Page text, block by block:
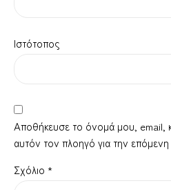
Ιστότοπος
Αποθήκευσε το όνομά μου, email,
αυτόν τον πλοηγό για την
Σχόλιο *